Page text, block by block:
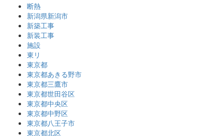
断熱
新潟県新潟市
新築工事
新装工事
施設
東リ
東京都
東京都あきる野市
東京都三鷹市
東京都世田谷区
東京都中央区
東京都中野区
東京都八王子市
東京都北区